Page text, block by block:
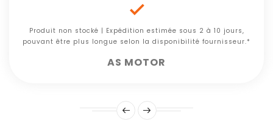

Produit non stocké | Expédition estimée sous 2 à 10 jours,
pouvant être plus longue selon la disponibilité fournisseur.*
AS MOTOR